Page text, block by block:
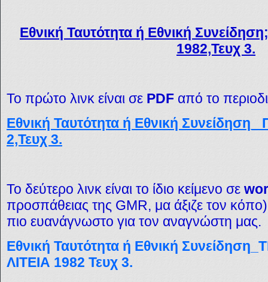
Εθνική Ταυτότητα ή Εθνική
1982,Τευχ 3.
Το πρώτο λινκ είναι σε PDF από το
Εθνική Ταυτότητα ή Εθνική Συνείδηση_
2,Τευχ 3.
Το δεύτερο λινκ είναι το ίδιο κείμενο σε
προσπάθειας της GMR, μα άξιζε τον
πιο ευανάγνωστο για τον αναγνώστη μας.
Εθνική Ταυτότητα ή Εθνική
ΛΙΤΕΙΑ 1982 Τευχ 3.